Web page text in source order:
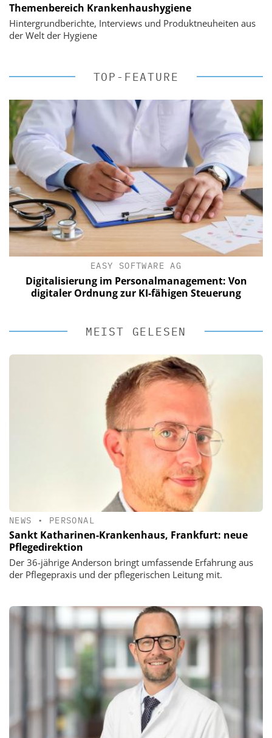
Themenbereich Krankenhaushygiene
Hintergrundberichte, Interviews und Produktneuheiten aus
der Welt der Hygiene
TOP-FEATURE
EASY SOFTWARE AG
Digitalisierung im Personalmanagement: Von
digitaler Ordnung zur KI-fähigen Steuerung
MEIST GELESEN
NEWS • PERSONAL
Sankt Katharinen-Krankenhaus, Frankfurt: neue
Pflegedirektion
Der 36-jährige Anderson bringt umfassende Erfahrung aus
der Pflegepraxis und der pflegerischen Leitung mit.